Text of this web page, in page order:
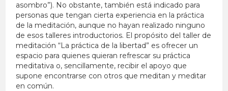
asombro”). No obstante, también está indicado para
personas que tengan cierta experiencia en la práctica
de la meditación, aunque no hayan realizado ninguno
de esos talleres introductorios. El propósito del taller de
meditación “La práctica de la libertad” es ofrecer un
espacio para quienes quieran refrescar su práctica
meditativa o, sencillamente, recibir el apoyo que
supone encontrarse con otros que meditan y meditar
en común.